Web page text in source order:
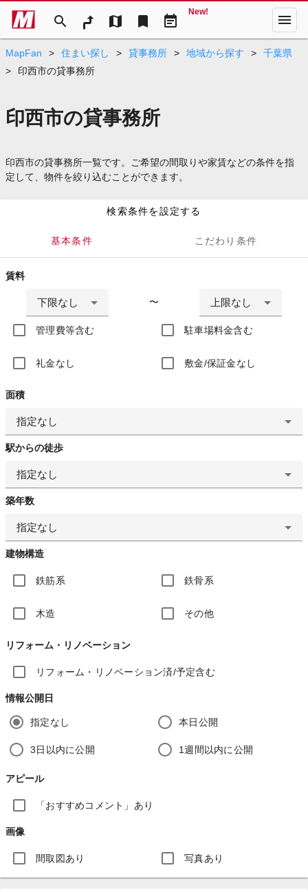
search map bookmark event_note
New! menu
MapFan > 住まい探し > 貸事務所 > 地域から探す >
千葉県
>
印西市の貸事務所
印西市の貸事務所
印西市の貸事務所一覧です。ご希望の間取りや家賃などの条件を指
定して、物件を絞り込むことができます。
検索条件を設定する
基本条件 こだわり条件
賃料
下限なし 〜 上限なし
管理費等含む 駐車場料金含む
礼金なし 敷金/保証金なし
面積
指定なし
駅からの徒歩
指定なし
築年数
指定なし
建物構造
鉄筋系 鉄骨系
木造 その他
リフォーム・リノベーション
リフォーム・リノベーション済/予定含む
情報公開日
指定なし 本日公開
3日以内に公開 1週間以内に公開
アピール
「おすすめコメント」あり
画像
間取図あり 写真あり